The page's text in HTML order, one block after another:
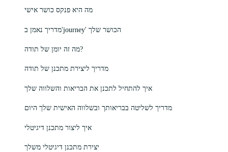
מה היא פנקס כושר אישי
מדריך נאמן ב'journey' הכושר שלך
מה זה יומן של תודה?
מדריך ליצירת מתכנן של תודה
איך להתחיל לתכנן את הבריאות והשלווה שלך
מדריך לשליטה בבריאותך ובשלווה האישית שלך היום
איך ליצור מתכנן דיגיטלי
יצירת מתכנן דיגיטלי משלך